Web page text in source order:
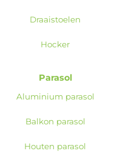
Draaistoelen
Hocker
Parasol
Aluminium parasol
Balkon parasol
Houten parasol